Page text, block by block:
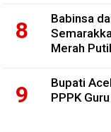
Babinsa
Merah
Bupati
PPPK